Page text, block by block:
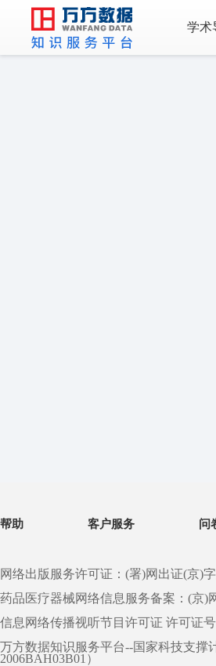
学术
帮助 客户服务 问
网络出版服务许可证：(署)网出证(京)
药品医疗器械网络信息服务备案：(京)
信息网络传播视听节目许可证 许可证号
万方数据知识服务平台--国家科技支撑
2006BAH03B01）